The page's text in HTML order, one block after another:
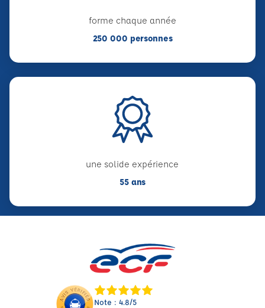
forme chaque année
250 000 personnes
une solide expérience
55 ans
Note : 4.8/5